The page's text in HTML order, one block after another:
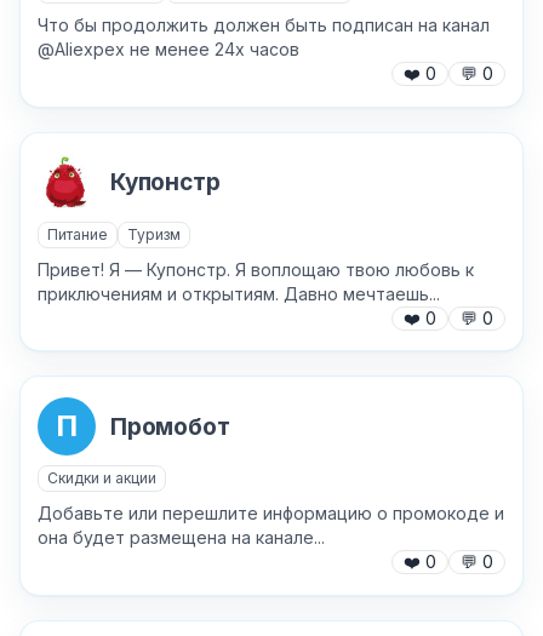
Что бы продолжить должен быть подписан на канал
@Aliexpex не менее 24х часов
❤️ 0 💬 0
Купонстр
Питание Туризм
Привет! Я — Купонстр. Я воплощаю твою любовь к
приключениям и открытиям. Давно мечтаешь...
❤️ 0 💬 0
П Промобот
Скидки и акции
Добавьте или перешлите информацию о промокоде и
она будет размещена на канале...
❤️ 0 💬 0